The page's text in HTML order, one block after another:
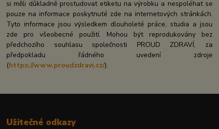
si měli důkladně prostudovat etiketu na výrobku a nespoléhat se
pouze na informace poskytnuté zde na internetových stránkách.
Tyto informace jsou výsledkem dlouholeté práce, studia a jsou
zde pro všeobecné použití. Mohou být reprodukovány bez
předchozího souhlasu společnosti PROUD ZDRAVÍ, za
předpokladu řádného uvedení zdroje
(https://www.proudzdravi.cz/).
Užitečné odkazy